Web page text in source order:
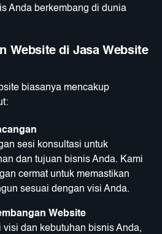
Anda berkembang di dunia
Website di Jasa Website
biasanya mencakup
sesi konsultasi untuk
dan tujuan bisnis Anda. Kami
cermat untuk memastikan
sesuai dengan visi Anda.
Website
visi dan kebutuhan bisnis Anda,